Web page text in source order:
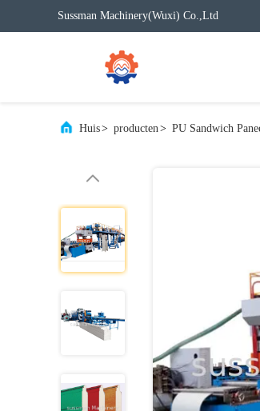
Sussman Machinery(Wuxi) Co.,Ltd
Huis> producten> PU Sandwich